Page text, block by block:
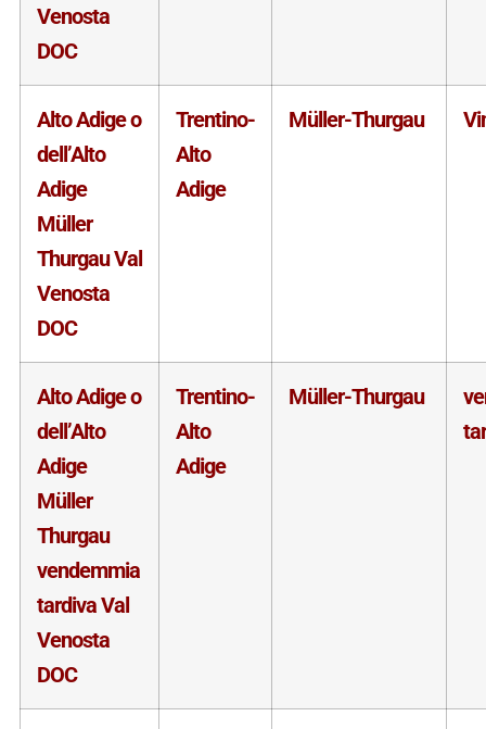
Venosta
DOC
Alto Adige o
dell’Alto
Adige
Müller
Thurgau Val
Venosta
DOC
Trentino-
Alto
Adige
Müller-Thurgau
Alto Adige o
dell’Alto
Adige
Müller
Thurgau
vendemmia
tardiva Val
Venosta
DOC
Trentino-
Alto
Adige
Müller-Thurgau